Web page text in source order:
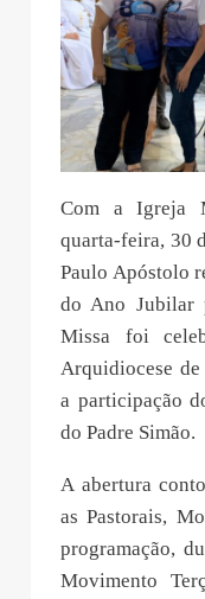
Com a Igreja
quarta-feira, 30
Paulo Apóstolo
do Ano Jubilar
Missa foi
Arquidiocese
a participação
do Padre Simão.
A abertura
as Pastorais,
programação,
Movimento